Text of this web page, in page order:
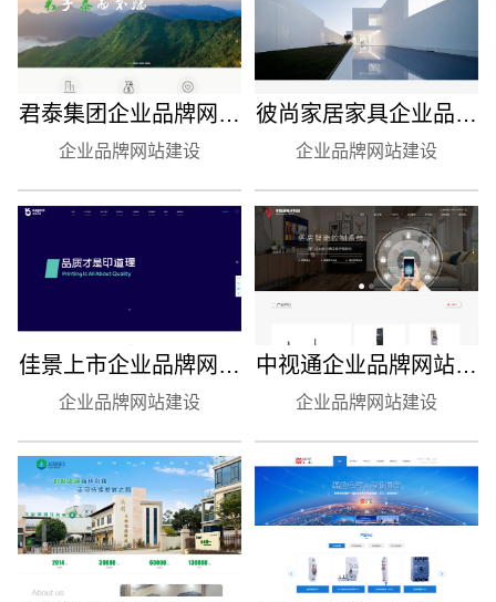
君泰集团企业品牌网站
建设制作
企业品牌网站建设
彼尚家居家具企业品牌
网站建设
企业品牌网站建设
佳景上市企业品牌网站
建设制作
企业品牌网站建设
中视通企业品牌网站建
设制作案例
企业品牌网站建设